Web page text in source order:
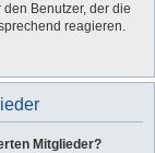
Benutzer, der die
reagieren.
Mitglieder?